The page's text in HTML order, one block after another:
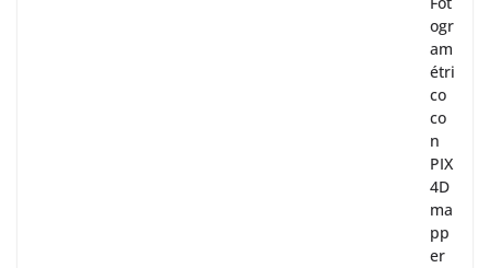
ogr
am
étri
co
co
n
PIX
4D
ma
pp
er